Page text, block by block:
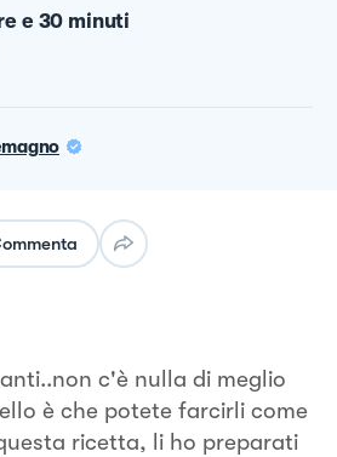
e 30 minuti
c'è nulla di meglio
è che potete farcirli come
ricetta, li ho preparati